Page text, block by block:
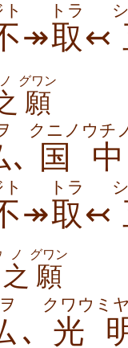
↠取
トラ
↢
ノ
願
グワン
､ 国
クニノ
中
ウチ
↠取
トラ
↢
之
ノ
願
グワン
､ 光
クワウミ